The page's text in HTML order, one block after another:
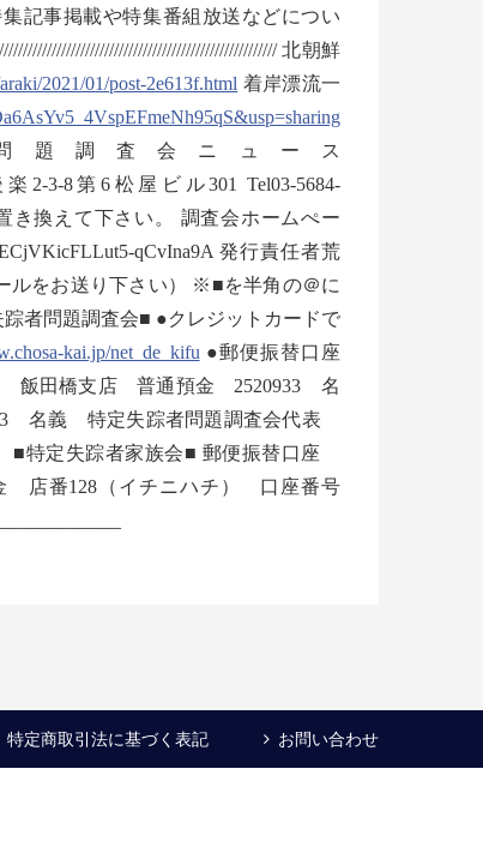
記事掲載や特集番組放送などについ
北朝鮮
2021/01/post-2e613f.html 着岸漂流一
失踪者問題調査会ニュース
第6松屋ビル301 Tel03-5684-
置き換えて下さい。 調査会ホームぺー
qCvIna9A 発行責任者荒
ルをお送り下さい） ※■を半角の＠に
者問題調査会■ ●クレジットカードで
kai.jp/net_de_kifu ●郵便振替口座
飯田橋支店 普通預金 2520933 名
名義 特定失踪者問題調査会代表
■特定失踪者家族会■ 郵便振替口座
店番128（イチニハチ） 口座番号
特定商取引法に基づく表記 お問い合わせ